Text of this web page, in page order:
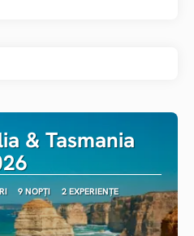
& Tasmania
9 NOPȚI 2 EXPERIENȚE